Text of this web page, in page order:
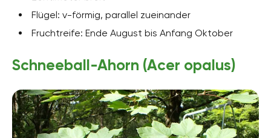
Flügel: v-förmig, parallel zueinander
Fruchtreife: Ende August bis Anfang Oktober
Schneeball-Ahorn (Acer opalus)